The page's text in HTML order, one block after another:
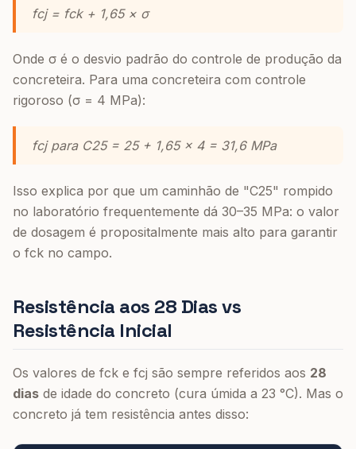
fcj = fck + 1,65 × σ
Onde σ é o desvio padrão do controle de produção da
concreteira. Para uma concreteira com controle
rigoroso (σ = 4 MPa):
fcj para C25 = 25 + 1,65 × 4 = 31,6 MPa
Isso explica por que um caminhão de "C25" rompido
no laboratório frequentemente dá 30–35 MPa: o valor
de dosagem é propositalmente mais alto para garantir
o fck no campo.
Resistência aos 28 Dias vs
Resistência Inicial
Os valores de fck e fcj são sempre referidos aos 28
dias de idade do concreto (cura úmida a 23 °C). Mas o
concreto já tem resistência antes disso: